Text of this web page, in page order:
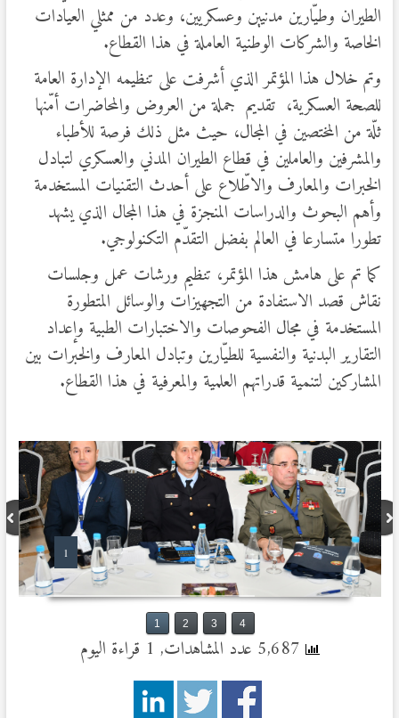
الطيران وطيّارين مدنيين وعسكريين، وعدد من ممثلي العيادات
الخاصة والشركات الوطنية العاملة في هذا القطاع.
وتم خلال هذا المؤتمر الذي أشرفت على تنظيمه الإدارة العامة
للصحة العسكرية، تقديم جملة من العروض والمحاضرات أمّنها
ثلّة من المختصين في المجال، حيث مثل ذلك فرصة للأطباء
والمشرفين والعاملين في قطاع الطيران المدني والعسكري لتبادل
الخبرات والمعارف والاطّلاع على أحدث التقنيات المستخدمة
وأهم البحوث والدراسات المنجزة في هذا المجال الذي يشهد
تطورا متسارعا في العالم بفضل التقدّم التكنولوجي.
كما تم على هامش هذا المؤتمر، تنظيم ورشات عمل وجلسات
نقاش قصد الاستفادة من التجهيزات والوسائل المتطورة
المستخدمة في مجال الفحوصات والاختبارات الطبية وإعداد
التقارير البدنية والنفسية للطيّارين وتبادل المعارف والخبرات بين
المشاركين لتنمية قدراتهم العلمية والمعرفية في هذا القطاع.
1
1 2 3 4